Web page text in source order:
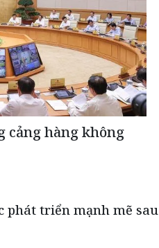
cảng hàng không
triển mạnh mẽ